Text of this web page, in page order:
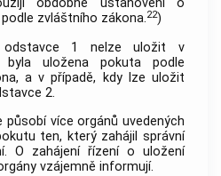
obdobně ustanovení o
zvláštního zákona.22)
odstavce 1 nelze uložit v
byla uložena pokuta podle
a v případě, kdy lze uložit
2.
působí více orgánů uvedených
ten, který zahájil správní
O zahájení řízení o uložení
vzájemně informují.